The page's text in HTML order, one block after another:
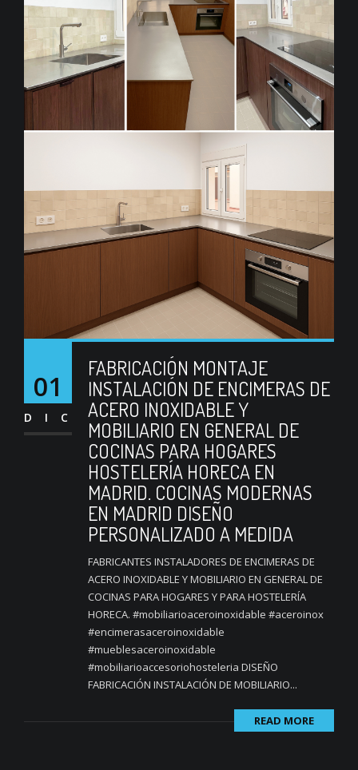
01
DIC
FABRICACIÓN MONTAJE
INSTALACIÓN DE ENCIMERAS DE
ACERO INOXIDABLE Y
MOBILIARIO EN GENERAL DE
COCINAS PARA HOGARES
HOSTELERÍA HORECA EN
MADRID. COCINAS MODERNAS
EN MADRID DISEÑO
PERSONALIZADO A MEDIDA
FABRICANTES INSTALADORES DE ENCIMERAS DE
ACERO INOXIDABLE Y MOBILIARIO EN GENERAL DE
COCINAS PARA HOGARES Y PARA HOSTELERÍA
HORECA. #mobiliarioaceroinoxidable #aceroinox
#encimerasaceroinoxidable
#mueblesaceroinoxidable
#mobiliarioaccesoriohosteleria DISEÑO
FABRICACIÓN INSTALACIÓN DE MOBILIARIO...
READ MORE